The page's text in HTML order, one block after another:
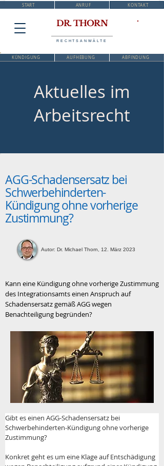
START ANRUF KONTAKT
DR. THORN
RECHTSANWÄLTE
KÜNDIGUNG AUFHEBUNG ABFINDUNG
Aktuelles im
Arbeitsrecht
AGG-Schadensersatz bei
Schwerbehinderten-
Kündigung ohne vorherige
Zustimmung?
Autor: Dr. Michael Thorn, 12. März 2023
Kann eine Kündigung ohne vorherige Zustimmung
des Integrationsamts einen Anspruch auf
Schadensersatz gemäß AGG wegen
Benachteiligung begründen?
Gibt es einen AGG-Schadensersatz bei
Schwerbehinderten-Kündigung ohne vorherige
Zustimmung?
Konkret geht es um eine Klage auf Entschädigung